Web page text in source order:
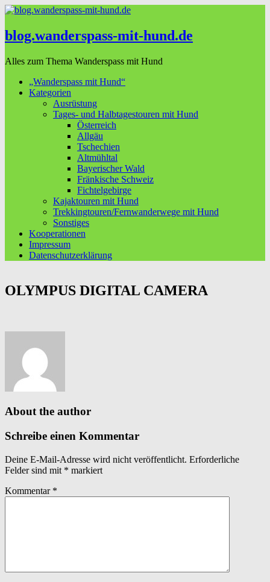
blog.wanderspass-mit-hund.de
Alles zum Thema Wanderspass mit Hund
„Wanderspass mit Hund“
Kategorien
Ausrüstung
Tages- und Halbtagestouren mit Hund
Österreich
Allgäu
Tschechien
Altmühltal
Bayerischer Wald
Fränkische Schweiz
Fichtelgebirge
Kajaktouren mit Hund
Trekkingtouren/Fernwanderwege mit Hund
Sonstiges
Kooperationen
Impressum
Datenschutzerklärung
OLYMPUS DIGITAL CAMERA
About the author
Schreibe einen Kommentar
Deine E-Mail-Adresse wird nicht veröffentlicht. Erforderliche
Felder sind mit * markiert
Kommentar *